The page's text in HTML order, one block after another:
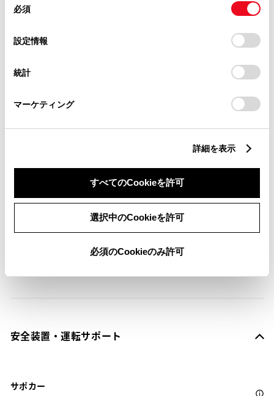
デバイスにすべてのCookie(クッキー)が保存されることに同
意したことになります。Cookie(クッキー)のオプトアウト、
設定の変更、同意を撤回したりするにあたっては、当社の
「Cookie（クッキー）情報の取り扱いについて
」をご覧くだ
必須
設定情報
統計
マーケティング
詳細を表示
すべてのCookieを許可
選択中のCookieを許可
必須のCookieのみ許可
パワーウィンドウ
※ セットアップ費用は別途申し受けます
安全装置・運転サポート
サポカー